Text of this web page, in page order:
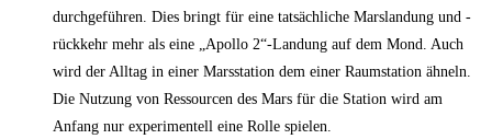
durchgeführen. Dies bringt für eine tatsächliche Marslandung und -
rückkehr mehr als eine „Apollo 2“-Landung auf dem Mond. Auch
wird der Alltag in einer Marsstation dem einer Raumstation ähneln.
Die Nutzung von Ressourcen des Mars für die Station wird am
Anfang nur experimentell eine Rolle spielen.